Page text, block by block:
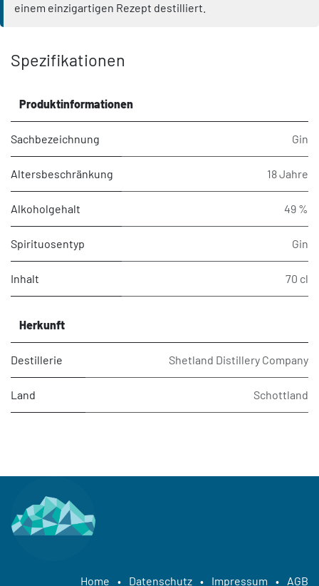
einem einzigartigen Rezept destilliert.
Spezifikationen
Produktinformationen
Sachbezeichnung Gin
Altersbeschränkung 18 Jahre
Alkoholgehalt 49 %
Spirituosentyp Gin
Inhalt 70 cl
Herkunft
Destillerie Shetland Distillery Company
Land Schottland
Home • Datenschutz • Impressum • AGB